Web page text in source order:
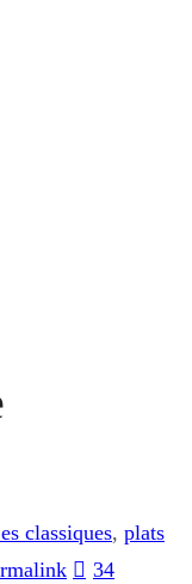
classiques, plats
34